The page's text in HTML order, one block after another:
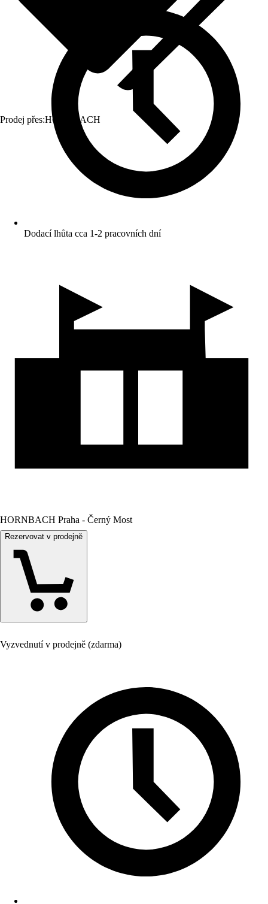
Prodej přes:HORNBACH
Dodací lhůta cca 1-2 pracovních dní
HORNBACH Praha - Černý Most
Rezervovat v prodejně
Vyzvednutí v prodejně (zdarma)